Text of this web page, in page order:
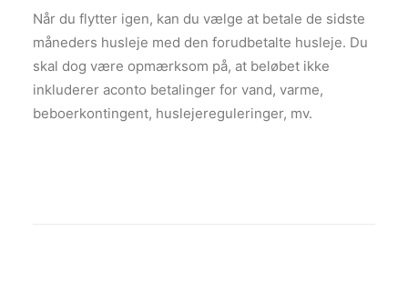
Når du flytter igen, kan du vælge at betale de sidste
måneders husleje med den forudbetalte husleje. Du
skal dog være opmærksom på, at beløbet ikke
inkluderer aconto betalinger for vand, varme,
beboerkontingent, huslejereguleringer, mv.